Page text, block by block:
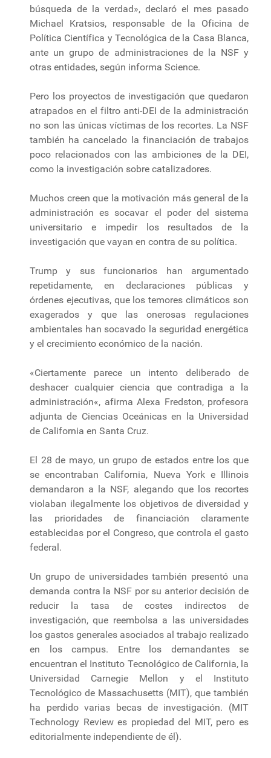
búsqueda de la verdad», declaró el mes pasado
Michael Kratsios, responsable de la Oficina de
Política Científica y Tecnológica de la Casa Blanca,
ante un grupo de administraciones de la NSF y
otras entidades, según informa Science.
Pero los proyectos de investigación que quedaron
atrapados en el filtro anti-DEI de la administración
no son las únicas víctimas de los recortes. La NSF
también ha cancelado la financiación de trabajos
poco relacionados con las ambiciones de la DEI,
como la investigación sobre catalizadores.
Muchos creen que la motivación más general de la
administración es socavar el poder del sistema
universitario e impedir los resultados de la
investigación que vayan en contra de su política.
Trump y sus funcionarios han argumentado
repetidamente, en declaraciones públicas y
órdenes ejecutivas, que los temores climáticos son
exagerados y que las onerosas regulaciones
ambientales han socavado la seguridad energética
y el crecimiento económico de la nación.
«Ciertamente parece un intento deliberado de
deshacer cualquier ciencia que contradiga a la
administración«, afirma Alexa Fredston, profesora
adjunta de Ciencias Oceánicas en la Universidad
de California en Santa Cruz.
El 28 de mayo, un grupo de estados entre los que
se encontraban California, Nueva York e Illinois
demandaron a la NSF, alegando que los recortes
violaban ilegalmente los objetivos de diversidad y
las prioridades de financiación claramente
establecidas por el Congreso, que controla el gasto
federal.
Un grupo de universidades también presentó una
demanda contra la NSF por su anterior decisión de
reducir la tasa de costes indirectos de
investigación, que reembolsa a las universidades
los gastos generales asociados al trabajo realizado
en los campus. Entre los demandantes se
encuentran el Instituto Tecnológico de California, la
Universidad Carnegie Mellon y el Instituto
Tecnológico de Massachusetts (MIT), que también
ha perdido varias becas de investigación. (MIT
Technology Review es propiedad del MIT, pero es
editorialmente independiente de él).